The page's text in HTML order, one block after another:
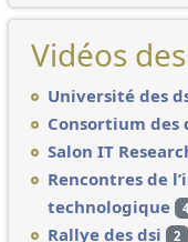
Vidéos
Université des
Consortium des
Salon IT
Rencontres de
technologique
Rallye des dsi 2